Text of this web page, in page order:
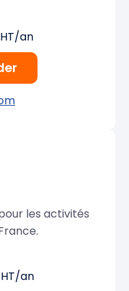
an
les activités
an